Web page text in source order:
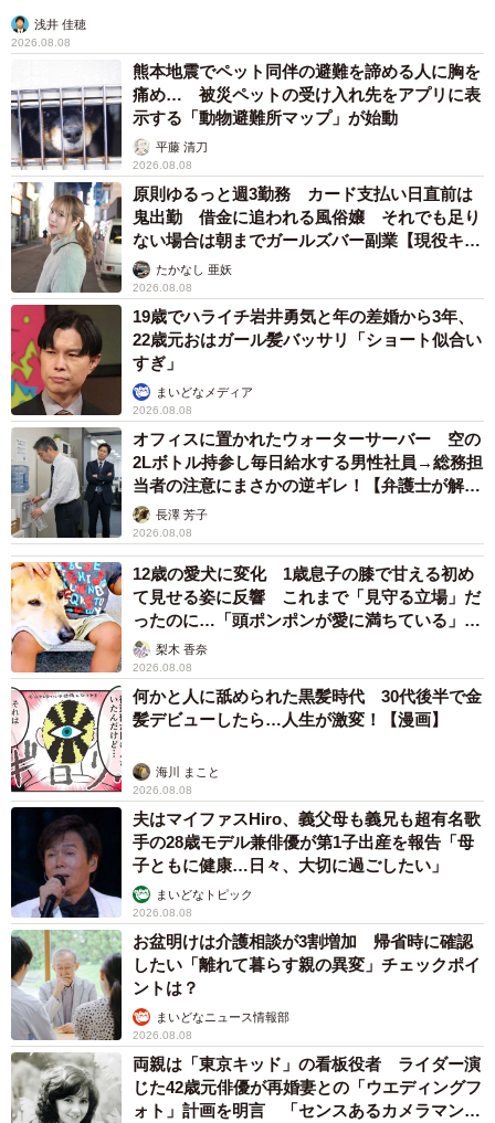
浅井 佳穂
2026.08.08
熊本地震でペット同伴の避難を諦める人に胸を
痛め… 被災ペットの受け入れ先をアプリに表
示する「動物避難所マップ」が始動
平藤 清刀
2026.08.08
原則ゆるっと週3勤務 カード支払い日直前は
鬼出勤 借金に追われる風俗嬢 それでも足り
ない場合は朝までガールズバー副業【現役キャ
ストに取材】
たかなし 亜妖
2026.08.08
19歳でハライチ岩井勇気と年の差婚から3年、
22歳元おはガール髪バッサリ「ショート似合い
すぎ」
まいどなメディア
2026.08.08
オフィスに置かれたウォーターサーバー 空の
2Lボトル持参し毎日給水する男性社員→総務担
当者の注意にまさかの逆ギレ！【弁護士が解
説】長澤 芳子
2026.08.08
12歳の愛犬に変化 1歳息子の膝で甘える初め
て見せる姿に反響 これまで「見守る立場」だ
ったのに…「頭ポンポンが愛に満ちている」
「尊…」
梨木 香奈
2026.08.08
何かと人に舐められた黒髪時代 30代後半で金
髪デビューしたら…人生が激変！【漫画】
海川 まこと
2026.08.08
夫はマイファスHiro、義父母も義兄も超有名歌
手の28歳モデル兼俳優が第1子出産を報告「母
子ともに健康…日々、大切に過ごしたい」
まいどなトピック
2026.08.08
お盆明けは介護相談が3割増加 帰省時に確認
したい「離れて暮らす親の異変」チェックポイ
ントは？
まいどなニュース情報部
2026.08.08
両親は「東京キッド」の看板役者 ライダー演
じた42歳元俳優が再婚妻との「ウエディングフ
ォト」計画を明言 「センスあるカメラマン求